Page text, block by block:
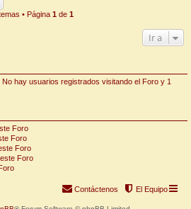
• Página 1de 1
Ir a
hay usuarios registrados visitando el Foro y 1
Foro
Foro
Foro
Foro
El Equipo
Contáctenos